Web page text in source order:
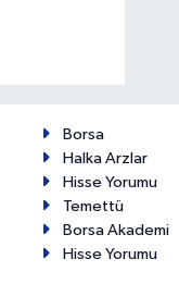
Borsa
Halka Arzlar
Hisse Yorumu
Temettü
Borsa Akademi
Hisse Yorumu